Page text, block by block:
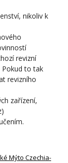
nikoliv k
revizní
Pokud to tak
revizního
zařízení,
Mýto Czechia-